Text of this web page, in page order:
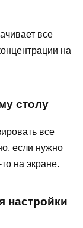
все
на
столу
все
если нужно
на экране.
настройки